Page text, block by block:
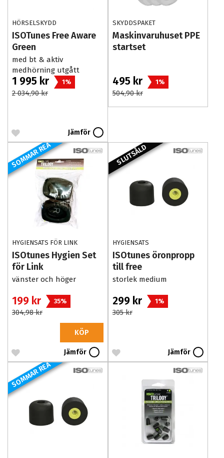
HÖRSELSKYDD
ISOTunes Free Aware
Green
med bt & aktiv
medhörning utgått
1 995 kr 1%
2 034,90 kr
Jämför
SKYDDSPAKET
Maskinvaruhuset PPE
startset
495 kr 1%
504,90 kr
SOMMAR REA
HYGIENSATS FÖR LINK
ISOtunes Hygien Set
för Link
vänster och höger
199 kr 35%
304,98 kr
KÖP
Jämför
SLUTSÅLD
HYGIENSATS
ISOtunes öronpropp
till free
storlek medium
299 kr 1%
305 kr
Jämför
SOMMAR REA